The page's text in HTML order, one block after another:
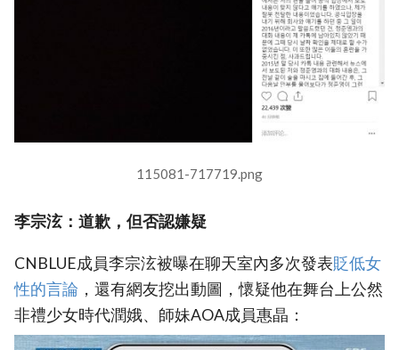
115081-717719.png
李宗泫：道歉，但否認嫌疑
CNBLUE成員李宗泫被曝在聊天室內多次發表貶低女
性的言論 ，還有網友挖出動圖，懷疑他在舞台上公然
非禮少女時代潤娥、師妹AOA成員惠晶：